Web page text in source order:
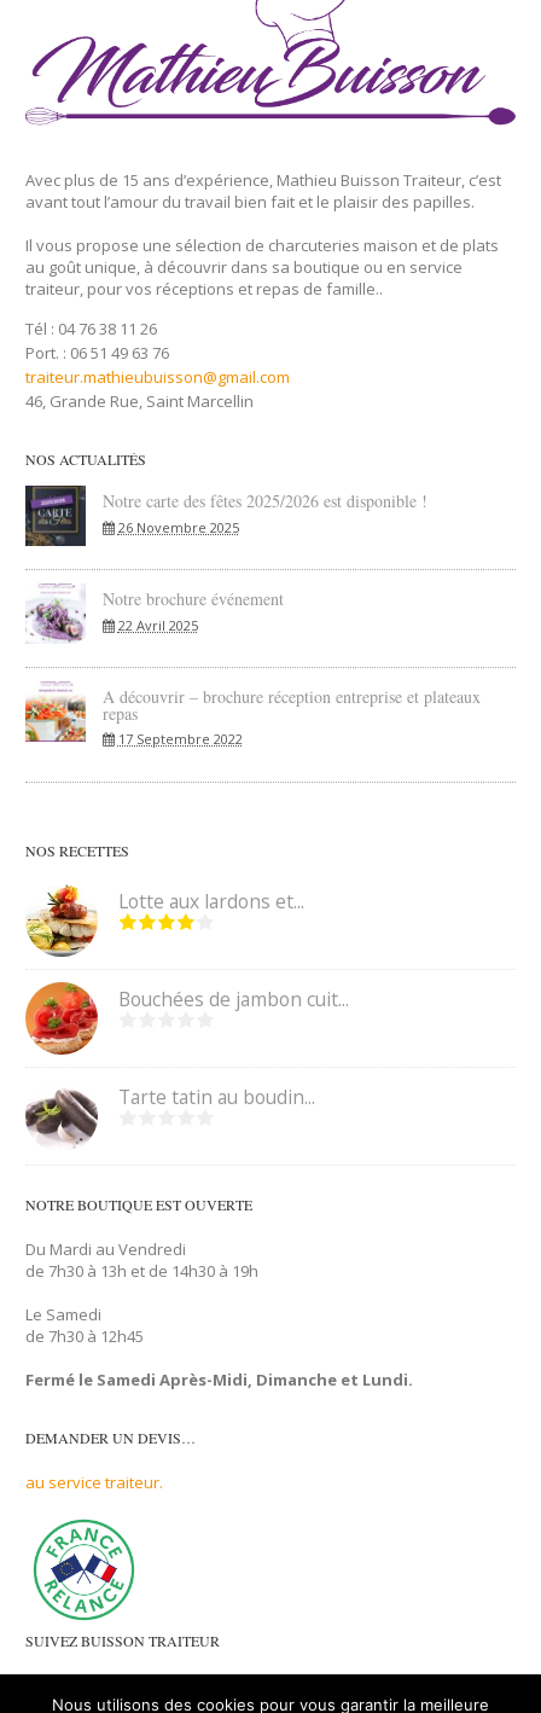
Avec plus de 15 ans d’expérience, Mathieu Buisson Traiteur, c’est
avant tout l’amour du travail bien fait et le plaisir des papilles.
Il vous propose une sélection de charcuteries maison et de plats
au goût unique, à découvrir dans sa boutique ou en service
traiteur, pour vos réceptions et repas de famille..
Tél : 04 76 38 11 26
Port. : 06 51 49 63 76
traiteur.mathieubuisson@gmail.com
46, Grande Rue, Saint Marcellin
NOS ACTUALITÉS
Notre carte des fêtes 2025/2026 est disponible !
26 Novembre 2025
Notre brochure événement
22 Avril 2025
A découvrir – brochure réception entreprise et plateaux
repas
17 Septembre 2022
NOS RECETTES
Lotte aux lardons et...
Bouchées de jambon cuit...
Tarte tatin au boudin...
NOTRE BOUTIQUE EST OUVERTE
Du Mardi au Vendredi
de 7h30 à 13h et de 14h30 à 19h
Le Samedi
de 7h30 à 12h45
Fermé le Samedi Après-Midi, Dimanche et Lundi.
DEMANDER UN DEVIS…
au service traiteur.
SUIVEZ BUISSON TRAITEUR
Nous utilisons des cookies pour vous garantir la meilleure